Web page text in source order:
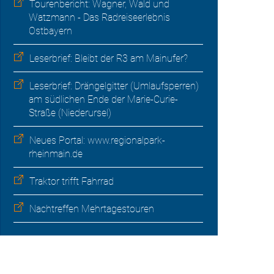
Tourenbericht: Wagner, Wald und
Watzmann - Das Radreiseerlebnis
Ostbayern
Leserbrief: Bleibt der R3 am Mainufer?
Leserbrief: Drängelgitter (Umlaufsperren)
am südlichen Ende der Marie-Curie-
Straße (Niederursel)
Neues Portal: www.regionalpark-
rheinmain.de
Traktor trifft Fahrrad
Nachtreffen Mehrtagestouren